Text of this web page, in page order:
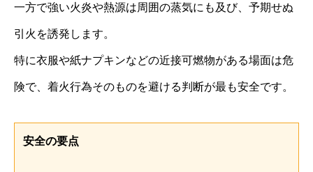
一方で強い火炎や熱源は周囲の蒸気にも及び、予期せぬ
引火を誘発します。
特に衣服や紙ナプキンなどの近接可燃物がある場面は危
険で、着火行為そのものを避ける判断が最も安全です。
安全の要点